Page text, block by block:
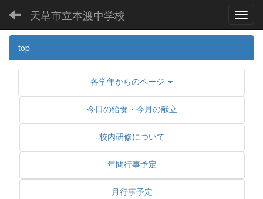
天草市立本渡中学校
top
各学年からのページ
今日の給食・今月の献立
校内研修について
年間行事予定
月行事予定